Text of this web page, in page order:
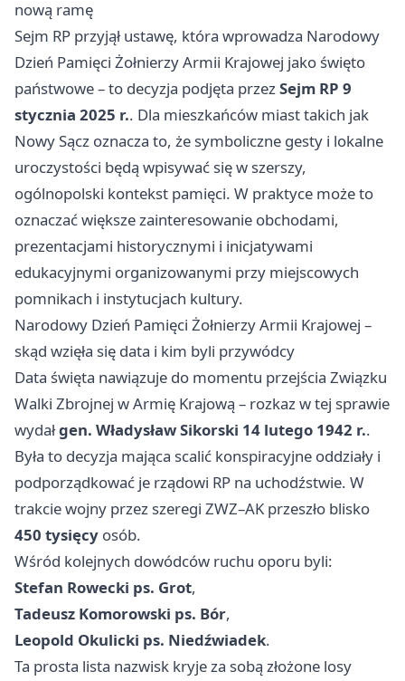
nową ramę
Sejm RP przyjął ustawę, która wprowadza Narodowy
Dzień Pamięci Żołnierzy Armii Krajowej jako święto
państwowe – to decyzja podjęta przezSejm RP 9
stycznia 2025 r.. Dla mieszkańców miast takich jak
Nowy Sącz oznacza to, że symboliczne gesty i lokalne
uroczystości będą wpisywać się w szerszy,
ogólnopolski kontekst pamięci. W praktyce może to
oznaczać większe zainteresowanie obchodami,
prezentacjami historycznymi i inicjatywami
edukacyjnymi organizowanymi przy miejscowych
pomnikach i instytucjach kultury.
Narodowy Dzień Pamięci Żołnierzy Armii Krajowej –
skąd wzięła się data i kim byli przywódcy
Data święta nawiązuje do momentu przejścia Związku
Walki Zbrojnej w Armię Krajową – rozkaz w tej sprawie
wydałgen. Władysław Sikorski 14 lutego 1942 r..
Była to decyzja mająca scalić konspiracyjne oddziały i
podporządkować je rządowi RP na uchodźstwie. W
trakcie wojny przez szeregi ZWZ–AK przeszło blisko
450 tysięcy osób.
Wśród kolejnych dowódców ruchu oporu byli:
Stefan Rowecki ps. Grot,
Tadeusz Komorowski ps. Bór,
Leopold Okulicki ps. Niedźwiadek.
Ta prosta lista nazwisk kryje za sobą złożone losy